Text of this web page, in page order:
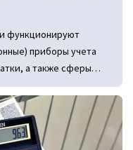
функционируют
приборы учета
а также сферы
По каким